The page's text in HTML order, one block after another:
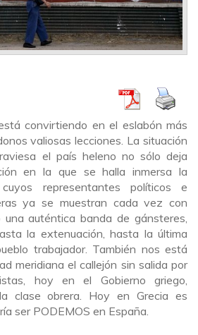
convirtiendo en el eslabón más
valiosas lecciones. La situación
el país heleno no sólo deja
en la que se halla inmersa la
cuyos representantes políticos e
ya se muestran cada vez con
auténtica banda de gánsteres,
la extenuación, hasta la última
trabajador. También nos está
meridiana el callejón sin salida por
hoy en el Gobierno griego,
clase obrera. Hoy en Grecia es
ser PODEMOS en España.